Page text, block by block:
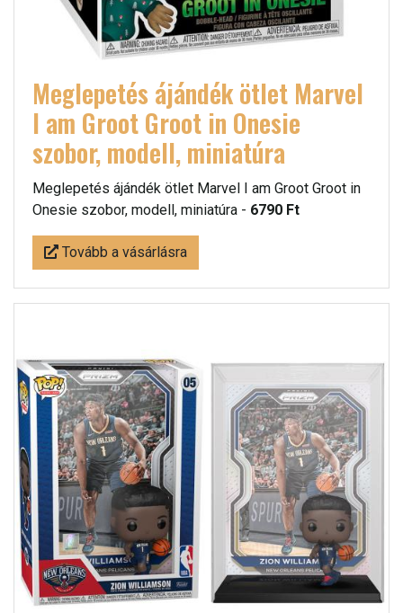
Meglepetés ájándék ötlet Marvel
I am Groot Groot in Onesie
szobor, modell, miniatúra
Meglepetés ájándék ötlet Marvel I am Groot Groot in
Onesie szobor, modell, miniatúra - 6790 Ft
Tovább a vásárlásra